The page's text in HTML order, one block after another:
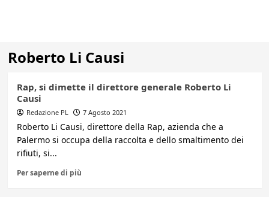
Roberto Li Causi
Rap, si dimette il direttore generale Roberto Li
Causi
Redazione PL 7 Agosto 2021
Roberto Li Causi, direttore della Rap, azienda che a
Palermo si occupa della raccolta e dello smaltimento dei
rifiuti, si...
Per saperne di più